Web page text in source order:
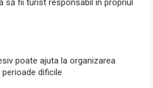
poate ajuta la organizarea
dificile